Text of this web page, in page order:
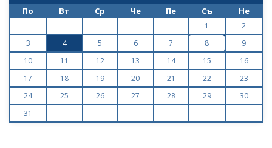
По Вт Ср Че Пе Съ Не
1
2
3
4 5 6 7 8
9
10
11 12 13 14 15
16
17
18 19 20 21 22
23
24
25 26 27 28 29
30
31